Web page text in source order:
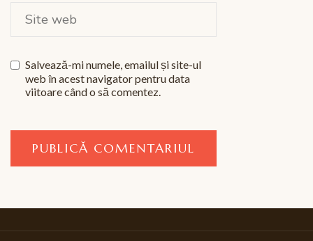
Salvează-mi numele, emailul și site-ul
web în acest navigator pentru data
viitoare când o să comentez.